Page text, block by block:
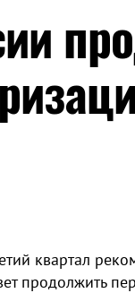
квартал
продолжить